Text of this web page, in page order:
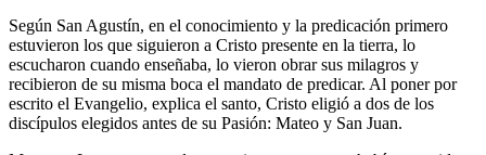
Según San Agustín, en el conocimiento y la predicación primero
estuvieron los que siguieron a Cristo presente en la tierra, lo
escucharon cuando enseñaba, lo vieron obrar sus milagros y
recibieron de su misma boca el mandato de predicar. Al poner por
escrito el Evangelio, explica el santo, Cristo eligió a dos de los
discípulos elegidos antes de su Pasión: Mateo y San Juan.